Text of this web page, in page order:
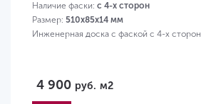
Наличие фаски: с 4-х сторон
Размер: 510х85х14 мм
Инженерная доска с фаской с 4-х сторон
4 900 руб. м2